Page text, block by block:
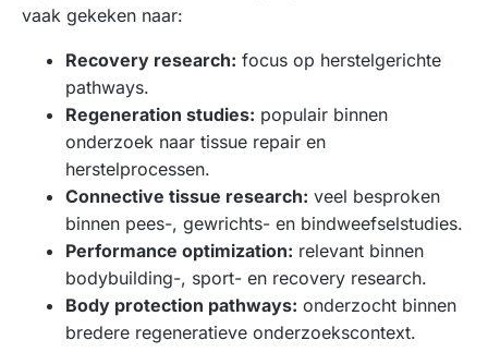
vaak gekeken naar:
Recovery research: focus op herstelgerichte
pathways.
Regeneration studies: populair binnen
onderzoek naar tissue repair en
herstelprocessen.
Connective tissue research: veel besproken
binnen pees-, gewrichts- en bindweefselstudies.
Performance optimization: relevant binnen
bodybuilding-, sport- en recovery research.
Body protection pathways: onderzocht binnen
bredere regeneratieve onderzoekscontext.